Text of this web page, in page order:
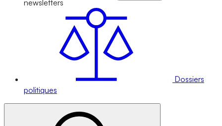
newsletters
Dossiers
politiques